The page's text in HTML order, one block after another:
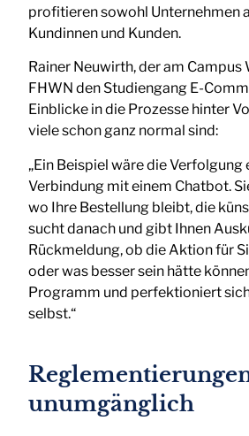
profitieren sowohl Unternehmen
Kundinnen und Kunden.
Rainer Neuwirth, der am
FHWN den Studiengang E-
Einblicke in die Prozesse hinter
viele schon ganz normal sind:
„Ein Beispiel wäre die Verfolgung
Verbindung mit einem Chatbot.
wo Ihre Bestellung bleibt, die
sucht danach und gibt Ihnen
Rückmeldung, ob die Aktion für
oder was besser sein hätte
Programm und perfektioniert
selbst.“
unumgänglich